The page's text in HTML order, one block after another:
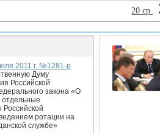
20 ср
2011 г. №1281-р
Думу
Российской
закона «О
отдельные
Российской
ротации на
службе»